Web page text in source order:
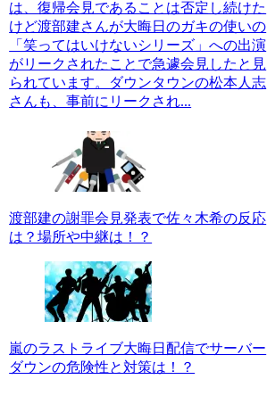
は、復帰会見であることは否定し続けた
けど渡部建さんが大晦日のガキの使いの
「笑ってはいけないシリーズ」への出演
がリークされたことで急遽会見したと見
られています。ダウンタウンの松本人志
さんも、事前にリークされ...
渡部建の謝罪会見発表で佐々木希の反応
は？場所や中継は！？
嵐のラストライブ大晦日配信でサーバー
ダウンの危険性と対策は！？